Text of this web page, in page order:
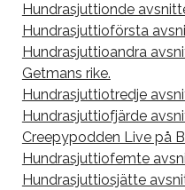
Hundrasjuttionde
Hundrasjuttioförsta
Hundrasjuttioandra
Getmans rike.
Hundrasjuttiotredje
Hundrasjuttiofjärde
Creepypodden Live på
Hundrasjuttiofemte
Hundrasjuttiosjätte